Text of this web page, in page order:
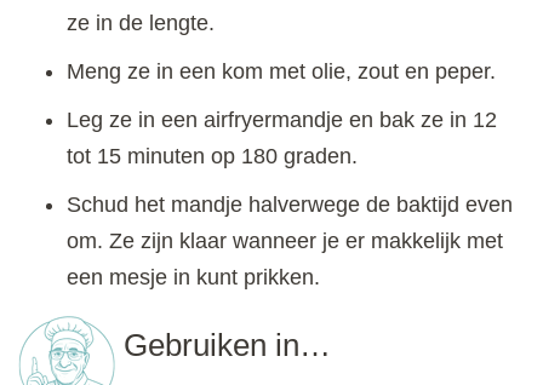
ze in de lengte.
Meng ze in een kom met olie, zout en peper.
Leg ze in een airfryermandje en bak ze in 12
tot 15 minuten op 180 graden.
Schud het mandje halverwege de baktijd even
om. Ze zijn klaar wanneer je er makkelijk met
een mesje in kunt prikken.
Gebruiken in…